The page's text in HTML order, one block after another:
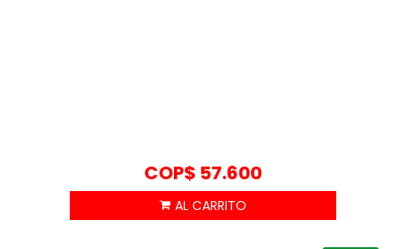
COP$ 57.600